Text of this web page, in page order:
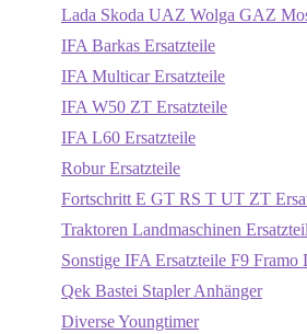
Lada Skoda UAZ Wolga GAZ
IFA Barkas Ersatzteile
IFA Multicar Ersatzteile
IFA W50 ZT Ersatzteile
IFA L60 Ersatzteile
Robur Ersatzteile
Fortschritt E GT RS T UT ZT
Traktoren Landmaschinen
Sonstige IFA Ersatzteile F9 Framo
Qek Bastei Stapler Anhänger
Diverse Youngtimer